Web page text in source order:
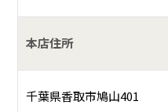
本店住所
千葉県香取市鳩山401